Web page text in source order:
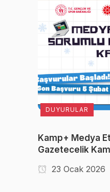
DUYURULAR
Kamp+ Medya
Gazetecelik
23 Ocak 2026